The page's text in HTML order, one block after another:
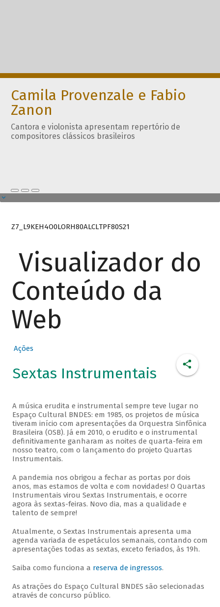
Camila Provenzale e Fabio
Zanon
Cantora e violonista apresentam repertório de
compositores clássicos brasileiros
Z7_L9KEH4O0LORH80ALCLTPF80S21
Visualizador do
Conteúdo da
Web
Ações
Sextas Instrumentais
A música erudita e instrumental sempre teve lugar no
Espaço Cultural BNDES: em 1985, os projetos de música
tiveram início com apresentações da Orquestra Sinfônica
Brasileira (OSB). Já em 2010, o erudito e o instrumental
definitivamente ganharam as noites de quarta-feira em
nosso teatro, com o lançamento do projeto Quartas
Instrumentais.
A pandemia nos obrigou a fechar as portas por dois
anos, mas estamos de volta e com novidades! O Quartas
Instrumentais virou Sextas Instrumentais, e ocorre
agora às sextas-feiras. Novo dia, mas a qualidade e
talento de sempre!
Atualmente, o Sextas Instrumentais apresenta uma
agenda variada de espetáculos semanais, contando com
apresentações todas as sextas, exceto feriados, às 19h.
Saiba como funciona a reserva de ingressos.
As atrações do Espaço Cultural BNDES são selecionadas
através de concurso público.